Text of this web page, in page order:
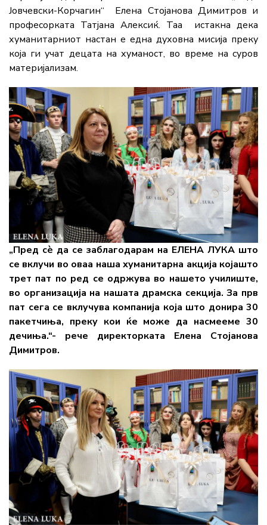
Јовчевски-Корчагин“ Елена Стојанова Димитров и
професорката Татјана Алексиќ. Таа истакна дека
хуманитарниот настан е една духовна мисија преку
која ги учат децата на хуманост, во време на суров
материјализам.
„Пред сѐ да се заблагодарам на ЕЛЕНА ЛУКА што
се вклучи во оваа наша хуманитарна акција којашто
трет пат по ред се одржува во нашето училиште,
во организација на нашата драмска секција. За прв
пат сега се вклучува компанија која што донира 30
пакетчиња, преку кои ќе може да насмееме 30
дечиња.“- рече директорката
Елена Стојанова
Димитров.